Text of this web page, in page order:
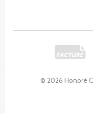
© 2026 Honoré